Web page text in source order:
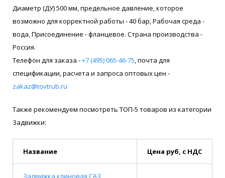
Диаметр (ДУ) 500 мм, предельное давление, которое
возможно для корректной работы - 40 бар, Рабочая среда -
вода, Присоединение - фланцевое. Страна производства -
Россия.
Телефон для заказа -+7 (495) 065-46-75 , почта для
спецификации, расчета и запроса оптовых цен -
zakaz@tovtrub.ru
Также рекомендуем посмотреть ТОП-5 товаров из категории
Задвижки:
Название Цена руб, с НДС
Задвижка клиновая САЗ